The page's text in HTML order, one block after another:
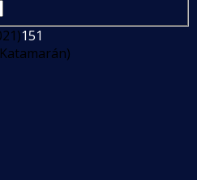
151